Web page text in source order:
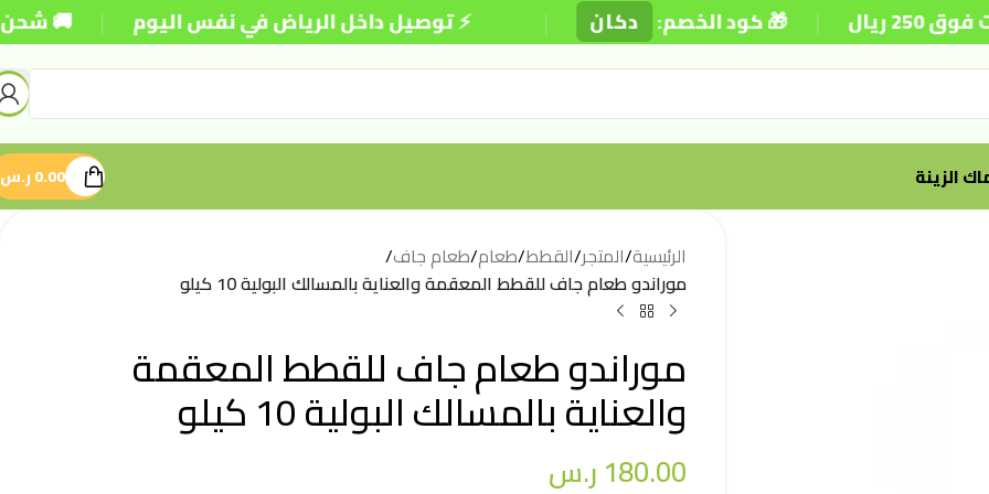
⚡ توصيل داخل الرياض في نفس اليوم | 🚚 شحن مجاني | 🎁 كود الخصم: دكان |
الزينة 0.00ر.س
الرئيسية/المتجر/القطط/طعام/طعام جاف/
موراندو طعام جاف للقطط المعقمة والعناية بالمسالك البولية 10 كيلو
موراندو طعام جاف للقطط المعقمة
والعناية بالمسالك البولية 10 كيلو
180.00ر.س